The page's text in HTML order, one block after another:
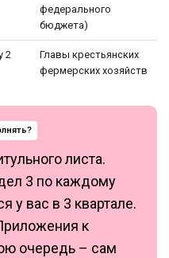
федерального
бюджета)
2
Главы крестьянских
фермерских хозяйств
листа.
3 по каждому
у вас в 3 квартале.
к
очередь – сам